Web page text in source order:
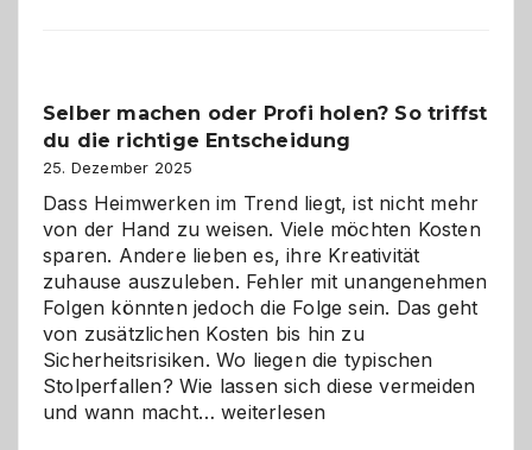
Herausforderungen
und
Zukunft
Selber machen oder Profi holen? So triffst
du die richtige Entscheidung
25. Dezember 2025
Dass Heimwerken im Trend liegt, ist nicht mehr
von der Hand zu weisen. Viele möchten Kosten
sparen. Andere lieben es, ihre Kreativität
zuhause auszuleben. Fehler mit unangenehmen
Folgen könnten jedoch die Folge sein. Das geht
von zusätzlichen Kosten bis hin zu
Sicherheitsrisiken. Wo liegen die typischen
Stolperfallen? Wie lassen sich diese vermeiden
und wann macht…Selber
weiterlesen